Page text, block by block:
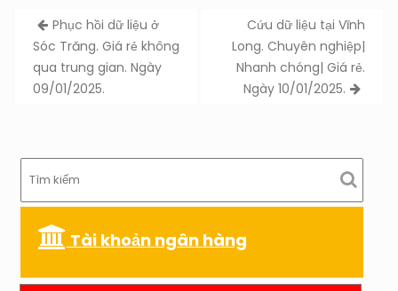
Post
navigation
Phục hồi dữ liệu ở
Sóc Trăng. Giá rẻ không
qua trung gian. Ngày
09/01/2025.
Cứu dữ liệu tại Vĩnh
Long. Chuyên nghiệp|
Nhanh chóng| Giá rẻ.
Ngày 10/01/2025.
Tài khoản ngân hàng